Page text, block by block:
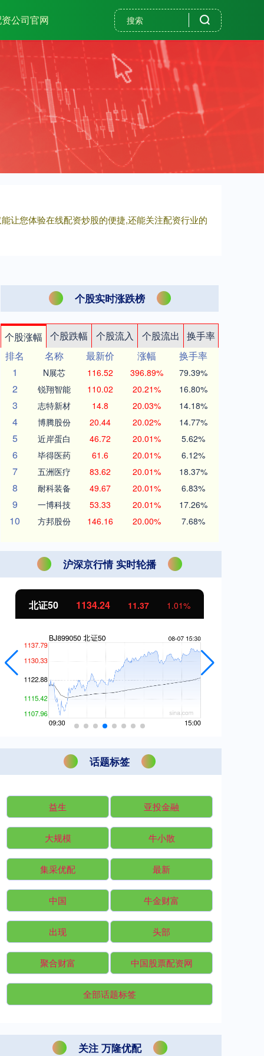
公司官网
让您体验在线配资炒股的便捷,还能关注配资行业的
个股实时涨跌榜
个股涨幅 个股跌幅 个股流入 个股流出
换手率
排名
名称 最新价 涨幅
换手率
1
N展芯 116.52 396.89% 79.39%
2 锐翔智能 110.02 20.21% 16.80%
3 志特新材 14.8 20.03% 14.18%
4 博腾股份 20.44 20.02% 14.77%
5 近岸蛋白 46.72 20.01% 5.62%
6 毕得医药 61.6 20.01% 6.12%
7 五洲医疗 83.62 20.01% 18.37%
8 耐科装备 49.67 20.01% 6.83%
9 一博科技 53.33 20.01% 17.26%
10 方邦股份 146.16 20.00% 7.68%
沪深京行情 实时轮播
北证50 1134.24 11.37 1.01%
话题标签
益生 亚投金融
大规模 牛小散
集采优配 最新
中国 牛金财富
出现 头部
聚合财富 中国股票配资网
全部话题标签
关注 万隆优配